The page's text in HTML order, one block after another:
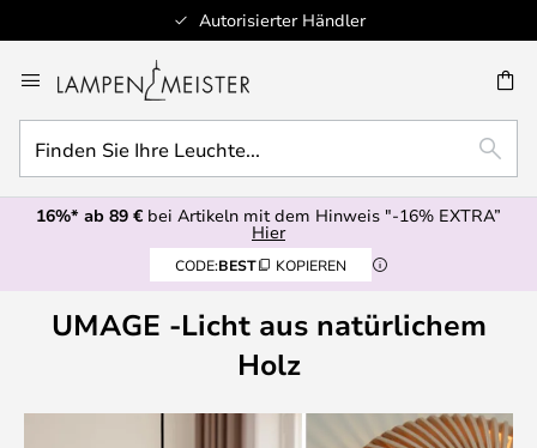
Autorisierter Händler
Inhalt
springen
Sie
Ihre
Leuchte...
16%* ab 89 € bei Artikeln mit dem Hinweis "-16% EXTRA”
Hier
CODE:BEST KOPIEREN
UMAGE -Licht aus natürlichem
Holz